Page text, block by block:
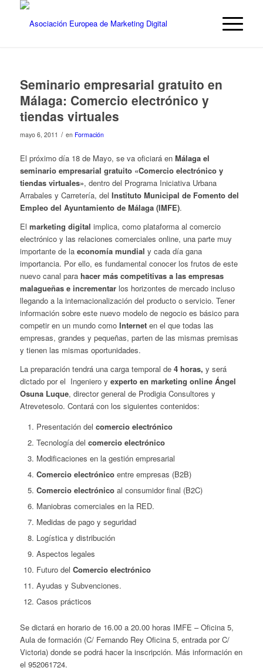
Seminario empresarial gratuito en
Málaga: Comercio electrónico y
tiendas virtuales
mayo 6, 2011 / en Formación
El próximo día 18 de Mayo, se va oficiará en Málaga el
seminario empresarial gratuito «Comercio electrónico y
tiendas virtuales», dentro del Programa Iniciativa Urbana
Arrabales y Carretería, del Instituto Municipal de Fomento del
Empleo del Ayuntamiento de Málaga (IMFE).
El marketing digital implica, como plataforma al comercio
electrónico y las relaciones comerciales online, una parte muy
importante de la economía mundial y cada día gana
importancia. Por ello, es fundamental conocer los frutos de este
nuevo canal para hacer más competitivas a las empresas
malagueñas e incrementarlos horizontes de mercado incluso
llegando a la internacionalización del producto o servicio. Tener
información sobre este nuevo modelo de negocio es básico para
competir en un mundo como Interneten el que todas las
empresas, grandes y pequeñas, parten de las mismas premisas
y tienen las mismas oportunidades.
La preparación tendrá una carga temporal de 4 horas, y será
dictado por el Ingeniero y experto en marketing online Ángel
Osuna Luque, director general de Prodigia Consultores y
Atrevetesolo. Contará con los siguientes contenidos:
Presentación del comercio electrónico
Tecnología del comercio electrónico
Modificaciones en la gestión empresarial
Comercio electrónicoentre empresas (B2B)
Comercio electrónicoal consumidor final (B2C)
Maniobras comerciales en la RED.
Medidas de pago y seguridad
Logística y distribución
Aspectos legales
Futuro del Comercio electrónico
Ayudas y Subvenciones.
Casos prácticos
Se dictará en horario de 16.00 a 20.00 horas IMFE – Oficina 5,
Aula de formación (C/ Fernando Rey Oficina 5, entrada por C/
Victoria) donde se podrá hacer la inscripción. Más información en
el 952061724.